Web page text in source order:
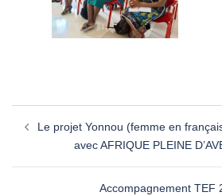
Le projet Yonnou (femme en
avec AFRIQUE PLEINE
Accompagnement TEF